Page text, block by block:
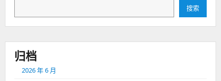
搜索
归档
2026 年 6 月